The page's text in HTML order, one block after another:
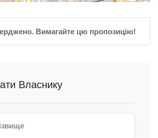
Вимагайте цю пропозицію!
Власнику